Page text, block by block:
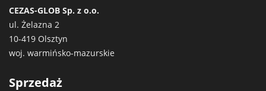
CEZAS-GLOB Sp. z o.o.
ul. Żelazna 2
10-419 Olsztyn
woj. warmińsko-mazurskie
Sprzedaż